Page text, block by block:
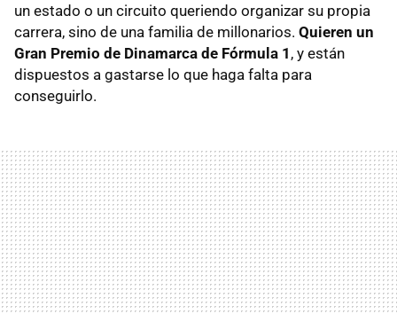
un estado o un circuito queriendo organizar su propia
carrera, sino de una familia de millonarios. Quieren un
Gran Premio de Dinamarca de Fórmula 1 , y están
dispuestos a gastarse lo que haga falta para
conseguirlo.